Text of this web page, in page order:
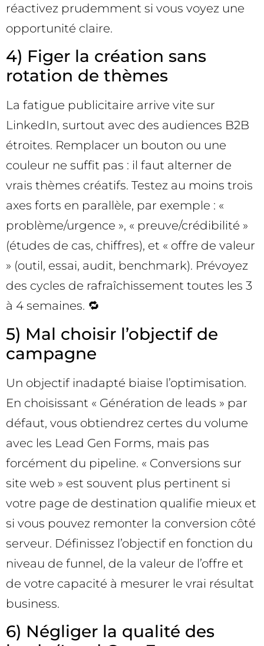
réactivez prudemment si vous voyez une
opportunité claire.
4) Figer la création sans
rotation de thèmes
La fatigue publicitaire arrive vite sur
LinkedIn, surtout avec des audiences B2B
étroites. Remplacer un bouton ou une
couleur ne suffit pas : il faut alterner de
vrais thèmes créatifs. Testez au moins trois
axes forts en parallèle, par exemple : «
problème/urgence », « preuve/crédibilité »
(études de cas, chiffres), et « offre de valeur
» (outil, essai, audit, benchmark). Prévoyez
des cycles de rafraîchissement toutes les 3
à 4 semaines. 🔁
5) Mal choisir l’objectif de
campagne
Un objectif inadapté biaise l’optimisation.
En choisissant « Génération de leads » par
défaut, vous obtiendrez certes du volume
avec les Lead Gen Forms, mais pas
forcément du pipeline. « Conversions sur
site web » est souvent plus pertinent si
votre page de destination qualifie mieux et
si vous pouvez remonter la conversion côté
serveur. Définissez l’objectif en fonction du
niveau de funnel, de la valeur de l’offre et
de votre capacité à mesurer le vrai résultat
business.
6) Négliger la qualité des